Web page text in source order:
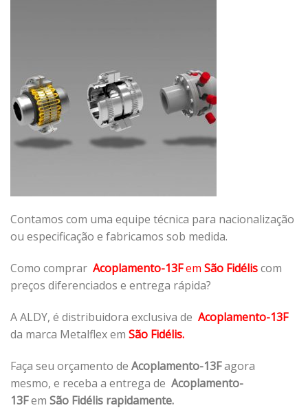
Contamos com uma equipe técnica para nacionalização
ou especificação e fabricamos sob medida.
Como comprar Acoplamento-13Fem São Fidéliscom
preços diferenciados e entrega rápida?
A ALDY, é distribuidora exclusiva de Acoplamento-13F
da marca Metalflex em São Fidélis.
Faça seu orçamento de Acoplamento-13Fagora
mesmo, e receba a entrega de Acoplamento-
13Fem São Fidélis rapidamente.